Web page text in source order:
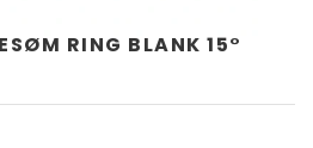
RING BLANK 15°